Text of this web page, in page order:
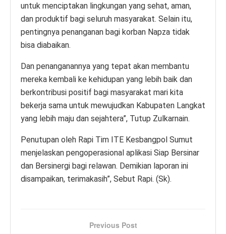
untuk menciptakan lingkungan yang sehat, aman,
dan produktif bagi seluruh masyarakat. Selain itu,
pentingnya penanganan bagi korban Napza tidak
bisa diabaikan.
Dan penanganannya yang tepat akan membantu
mereka kembali ke kehidupan yang lebih baik dan
berkontribusi positif bagi masyarakat mari kita
bekerja sama untuk mewujudkan Kabupaten Langkat
yang lebih maju dan sejahtera”, Tutup Zulkarnain.
Penutupan oleh Rapi Tim ITE Kesbangpol Sumut
menjelaskan pengoperasional aplikasi Siap Bersinar
dan Bersinergi bagi relawan. Demikian laporan ini
disampaikan, terimakasih”, Sebut Rapi. (Sk).
Previous Post